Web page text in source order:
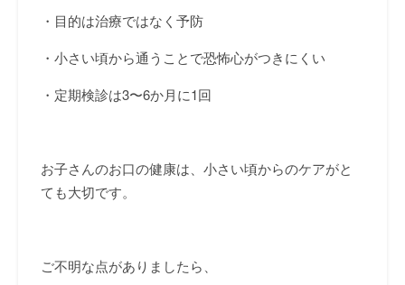
・目的は治療ではなく予防
・小さい頃から通うことで恐怖心がつきにくい
・定期検診は3〜6か月に1回
お子さんのお口の健康は、小さい頃からのケアがと
ても大切です。
ご不明な点がありましたら、